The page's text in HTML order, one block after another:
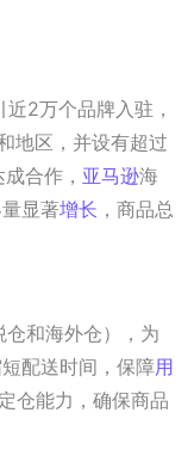
2万个品牌入驻，
地区，并设有超过
成合作， 亚马逊海
显著增长 ，商品总
和海外仓），为
配送时间，保障用
仓能力，确保商品